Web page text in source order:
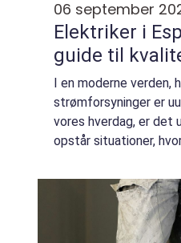
06 september
Elektriker i
guide til
I en moderne verden,
strømforsyninger er
vores hverdag, er det
opstår situationer,